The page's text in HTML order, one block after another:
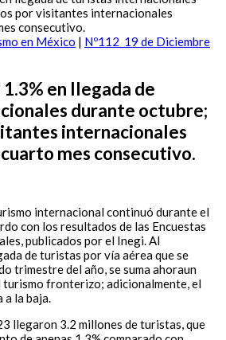
en México | Nº112_19 de Diciembre
en llegada de
durante octubre;
internacionales
mes consecutivo.
internacional continuó durante el
con los resultados de las Encuestas
publicados por el Inegi. Al
de turistas por vía aérea que se
trimestre del año, se suma ahoraun
turismo fronterizo; adicionalmente, el
la baja.
llegaron 3.2 millones de turistas, que